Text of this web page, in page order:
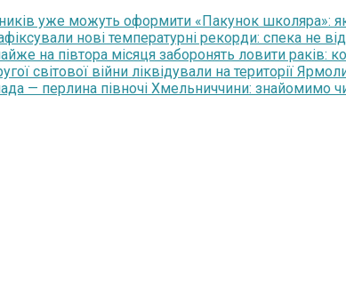
уже можуть оформити «Пакунок школяра»:
нові температурні рекорди: спека не
на півтора місяця заборонять ловити раків:
світової війни ліквідували на території
— перлина півночі Хмельниччини: знайомимо